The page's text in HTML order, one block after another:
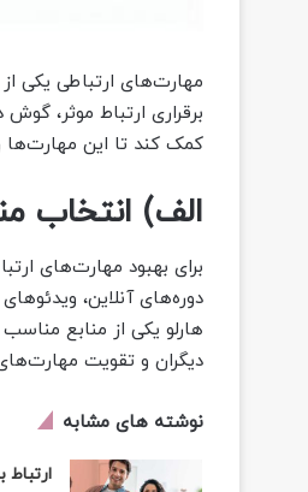
مهارت‌های ارتباطی یکی
برقراری ارتباط موثر،
کمک کند تا این مهارت‌ها
الف) انتخاب
برای بهبود مهارت‌های
دوره‌های آنلاین،
هارلو یکی از منابع
دیگران و تقویت
نوشته های مشابه